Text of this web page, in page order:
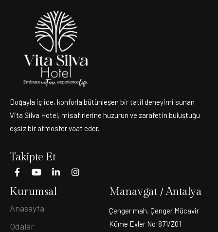
Doğayla iç içe, konforla bütünleşen bir tatil deneyimi sunan
Vita Silva Hotel, misafirlerine huzurun ve zarafetin buluştuğu
eşsiz bir atmosfer vaat eder.
Takipte Et
Kurumsal
Anasayfa
Odalar
Manavgat / Antalya
Çenger mah. Çenger Mücavir
Küme Evler No:871/Z01